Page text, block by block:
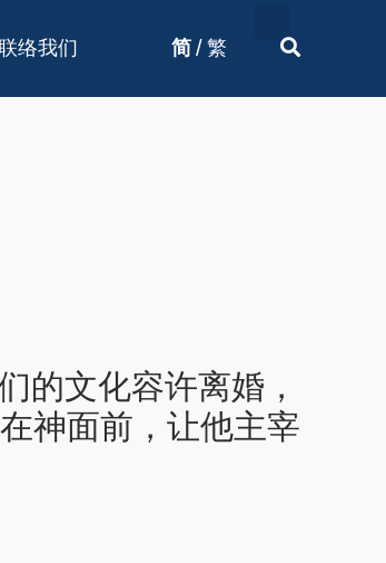
络我们 简 / 繁
的文化容许离婚，
神面前，让他主宰